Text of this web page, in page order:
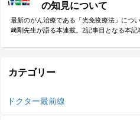
の知見について
最新のがん治療である「光免疫療法」につ
﨑剛先生が語る本連載。2記事目となる本
カテゴリー
ドクター最前線